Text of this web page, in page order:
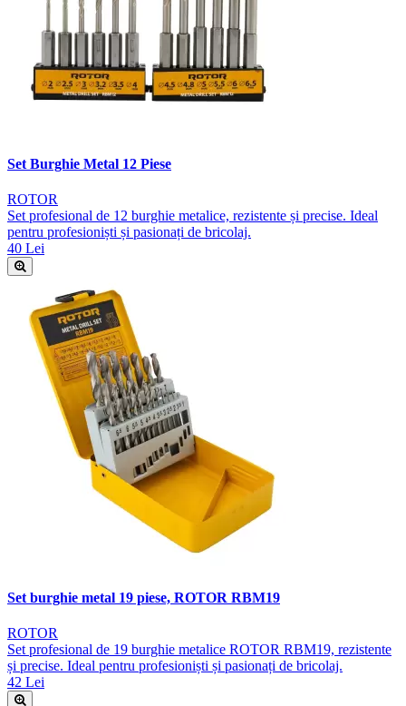
Set Burghie Metal 12 Piese
ROTOR
Set profesional de 12 burghie metalice, rezistente și precise. Ideal
pentru profesioniști și pasionați de bricolaj.
40 Lei
Set burghie metal 19 piese, ROTOR RBM19
ROTOR
Set profesional de 19 burghie metalice ROTOR RBM19, rezistente
și precise. Ideal pentru profesioniști și pasionați de bricolaj.
42 Lei